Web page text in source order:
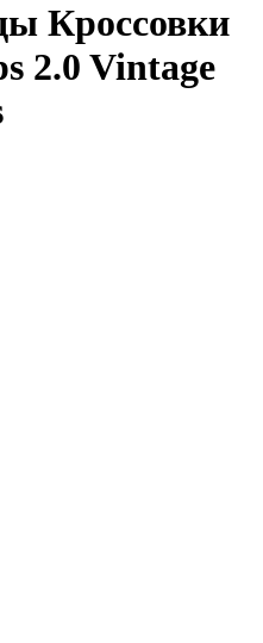
Кроссовки
2.0 Vintage